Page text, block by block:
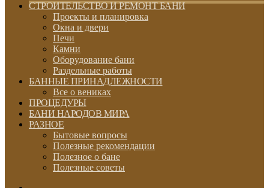
СТРОИТЕЛЬСТВО И РЕМОНТ БАНИ
Проекты и планировка
Окна и двери
Печи
Камни
Оборудование бани
Раздельные работы
БАННЫЕ ПРИНАДЛЕЖНОСТИ
Все о вениках
ПРОЦЕДУРЫ
БАНИ НАРОДОВ МИРА
РАЗНОЕ
Бытовые вопросы
Полезные рекомендации
Полезное о бане
Полезные советы